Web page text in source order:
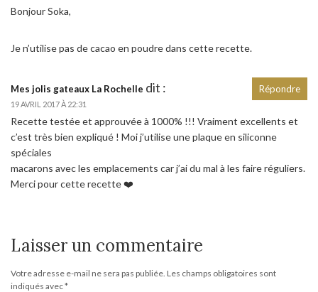
Bonjour Soka,
Je n’utilise pas de cacao en poudre dans cette recette.
Mes jolis gateaux La Rochelle dit :
19 AVRIL 2017 À 22:31
Recette testée et approuvée à 1000% !!! Vraiment excellents et
c’est très bien expliqué ! Moi j’utilise une plaque en siliconne
spéciales
macarons avec les emplacements car j’ai du mal à les faire réguliers.
Merci pour cette recette ❤️
Répondre
Laisser un commentaire
Votre adresse e-mail ne sera pas publiée. Les champs obligatoires sont
indiqués avec*